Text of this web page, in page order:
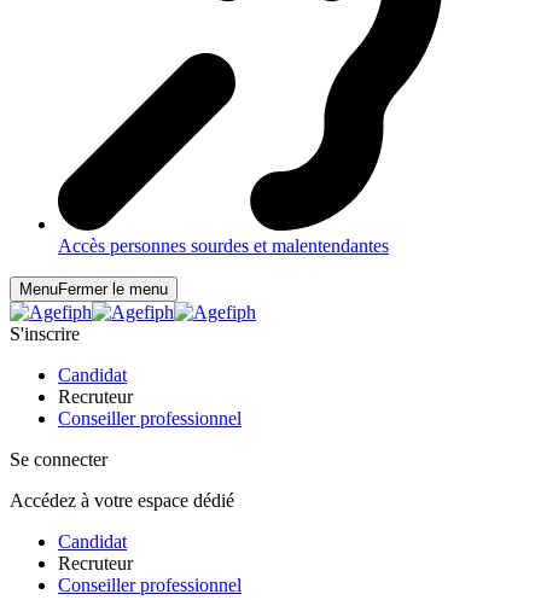
Accès personnes sourdes et malentendantes
MenuFermer le menu
S'inscrire
Candidat
Recruteur
Conseiller professionnel
Se connecter
Accédez à votre espace dédié
Candidat
Recruteur
Conseiller professionnel